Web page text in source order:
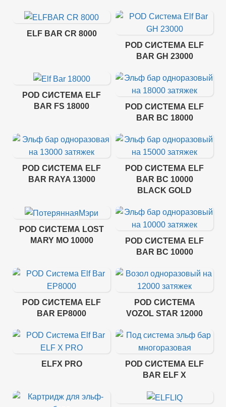
ELF BAR CR 8000
POD СИСТЕМА ELF
BAR GH 23000
POD СИСТЕМА ELF
BAR FS 18000
POD СИСТЕМА ELF
BAR BC 18000
POD СИСТЕМА ELF
BAR RAYA 13000
POD СИСТЕМА ELF
BAR BC 10000
BLACK GOLD
POD СИСТЕМА LOST
MARY MO 10000
POD СИСТЕМА ELF
BAR BC 10000
POD СИСТЕМА ELF
BAR EP8000
POD СИСТЕМА
VOZOL STAR 12000
ELFX PRO
POD СИСТЕМА ELF
BAR ELF X